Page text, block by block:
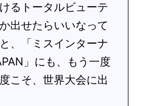
るトータルビューテ
出せたらいいなって
、「ミスインターナ
」にも、もう一度
こそ、世界大会に出